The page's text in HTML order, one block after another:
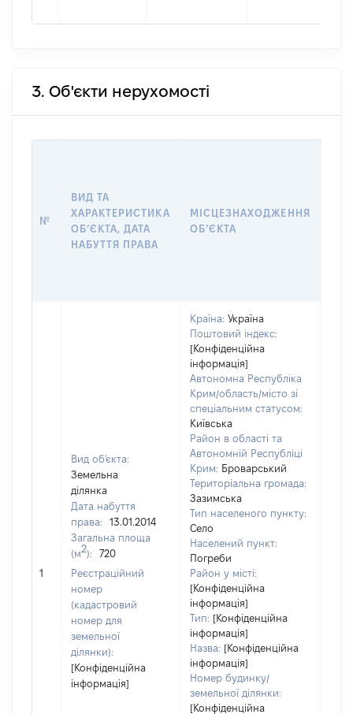
3. Об'єкти нерухомості
№
ВИД ТА
ХАРАКТЕРИСТИКА
ОБʼЄКТА, ДАТА
НАБУТТЯ ПРАВА
МІСЦЕЗНАХОДЖЕННЯ
ОБʼЄКТА
1
Вид об'єкта:
Земельна
ділянка
Дата набуття
права:
13.01.2014
Загальна площа
(м2):
720
Реєстраційний
номер
(кадастровий
номер для
земельної
ділянки):
[Конфіденційна
інформація]
Країна: Україна
Поштовий індекс:
[Конфіденційна
інформація]
Автономна Республіка
Крим/область/місто зі
спеціальним статусом:
Київська
Район в області та
Автономній Республіці
Крим: Броварський
Територіальна громада:
Зазимська
Тип населеного пункту:
Село
Населений пункт:
Погреби
Район у місті:
[Конфіденційна
інформація]
Тип: [Конфіденційна
інформація]
Назва: [Конфіденційна
інформація]
Номер будинку/
земельної ділянки:
[Конфіденційна